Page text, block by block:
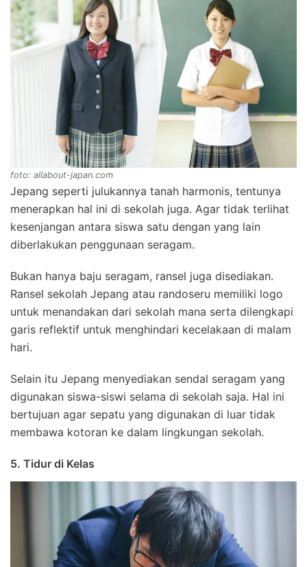
foto: allabout-japan.com
Jepang seperti julukannya tanah harmonis, tentunya
menerapkan hal ini di sekolah juga. Agar tidak terlihat
kesenjangan antara siswa satu dengan yang lain
diberlakukan penggunaan seragam.
Bukan hanya baju seragam, ransel juga disediakan.
Ransel sekolah Jepang atau randoseru memiliki logo
untuk menandakan dari sekolah mana serta dilengkapi
garis reflektif untuk menghindari kecelakaan di malam
hari.
Selain itu Jepang menyediakan sendal seragam yang
digunakan siswa-siswi selama di sekolah saja. Hal ini
bertujuan agar sepatu yang digunakan di luar tidak
membawa kotoran ke dalam lingkungan sekolah.
5. Tidur di Kelas